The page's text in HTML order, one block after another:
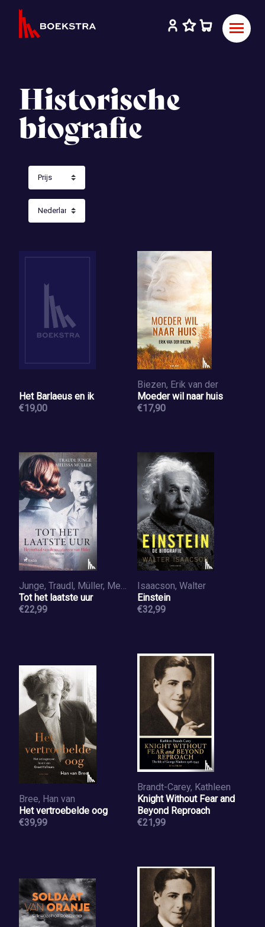
Historische
biografie
Het Barlaeus en ik
€19,00
Biezen, Erik van der
Moeder wil naar huis
€17,90
Junge, Traudl, Müller, Melissa
Tot het laatste uur
€22,99
Isaacson, Walter
Einstein
€32,99
Bree, Han van
Het vertroebelde oog
€39,99
Brandt-Carey, Kathleen
Knight Without Fear and
Beyond Reproach
€21,99